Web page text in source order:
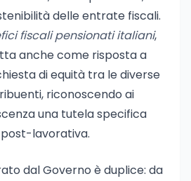
delle entrate fiscali.
fiscali pensionati italiani,
anche come risposta a
di equità tra le diverse
riconoscendo ai
una tutela specifica
lavorativa.
dal Governo è duplice: da